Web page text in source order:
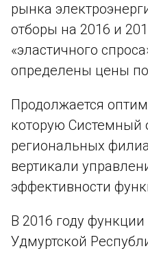
рынка
отборы на 2016 и
«эластичного
определены цены
Продолжается
которую Системный
региональных
вертикали
эффективности
В 2016 году
Удмуртской